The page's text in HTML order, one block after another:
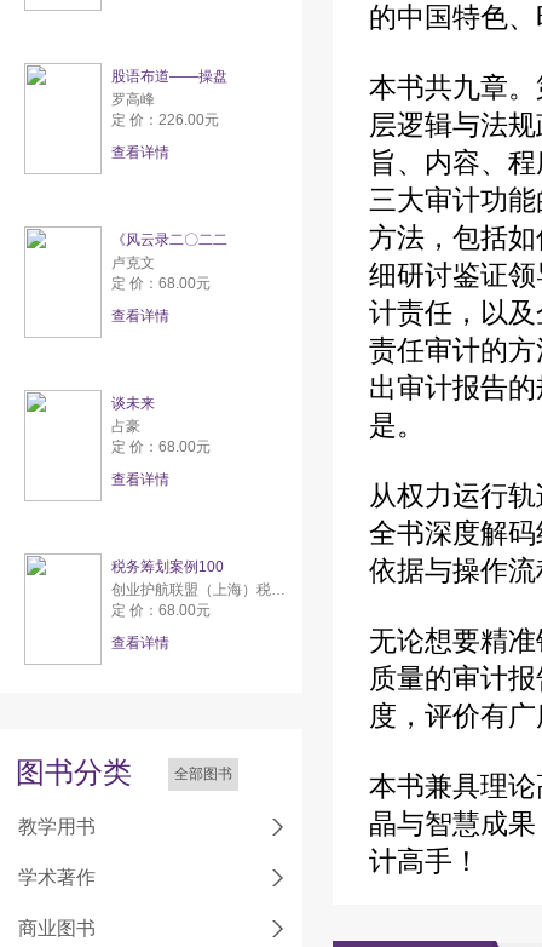
股语布道——操盘
罗高峰
定 价：226.00元
查看详情
《风云录二〇二二
卢克文
定 价：68.00元
查看详情
谈未来
占豪
定 价：68.00元
查看详情
税务筹划案例100
创业护航联盟（上海）税务师事务所有限公司
定 价：68.00元
查看详情
图书分类 全部图书
教学用书
学术著作
商业图书
的中国特色
本书共九章
层逻辑与法
旨、内容、
三大审计功
方法，包括
细研讨鉴证
计责任，以
责任审计的
出审计报告
是。
从权力运行
全书深度解
依据与操作
无论想要精
质量的审计
度，评价有
本书兼具理
晶与智慧成
计高手！